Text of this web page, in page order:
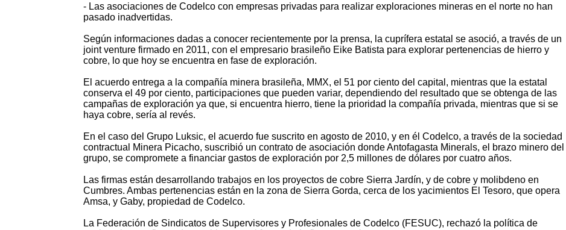
- Las asociaciones de Codelco con empresas privadas para realizar exploraciones mineras en el norte no han
pasado inadvertidas.
Según informaciones dadas a conocer recientemente por la prensa, la cuprífera estatal se asoció, a través de un
joint venture firmado en 2011, con el empresario brasileño Eike Batista para explorar pertenencias de hierro y
cobre, lo que hoy se encuentra en fase de exploración.
El acuerdo entrega a la compañía minera brasileña, MMX, el 51 por ciento del capital, mientras que la estatal
conserva el 49 por ciento, participaciones que pueden variar, dependiendo del resultado que se obtenga de las
campañas de exploración ya que, si encuentra hierro, tiene la prioridad la compañía privada, mientras que si se
haya cobre, sería al revés.
En el caso del Grupo Luksic, el acuerdo fue suscrito en agosto de 2010, y en él Codelco, a través de la sociedad
contractual Minera Picacho, suscribió un contrato de asociación donde Antofagasta Minerals, el brazo minero del
grupo, se compromete a financiar gastos de exploración por 2,5 millones de dólares por cuatro años.
Las firmas están desarrollando trabajos en los proyectos de cobre Sierra Jardín, y de cobre y molibdeno en
Cumbres. Ambas pertenencias están en la zona de Sierra Gorda, cerca de los yacimientos El Tesoro, que opera
Amsa, y Gaby, propiedad de Codelco.
La Federación de Sindicatos de Supervisores y Profesionales de Codelco (FESUC), rechazó la política de